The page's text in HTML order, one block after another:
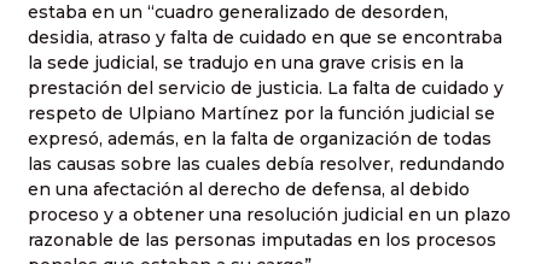
estaba en un “cuadro generalizado de desorden,
desidia, atraso y falta de cuidado en que se encontraba
la sede judicial, se tradujo en una grave crisis en la
prestación del servicio de justicia. La falta de cuidado y
respeto de Ulpiano Martínez por la función judicial se
expresó, además, en la falta de organización de todas
las causas sobre las cuales debía resolver, redundando
en una afectación al derecho de defensa, al debido
proceso y a obtener una resolución judicial en un plazo
razonable de las personas imputadas en los procesos